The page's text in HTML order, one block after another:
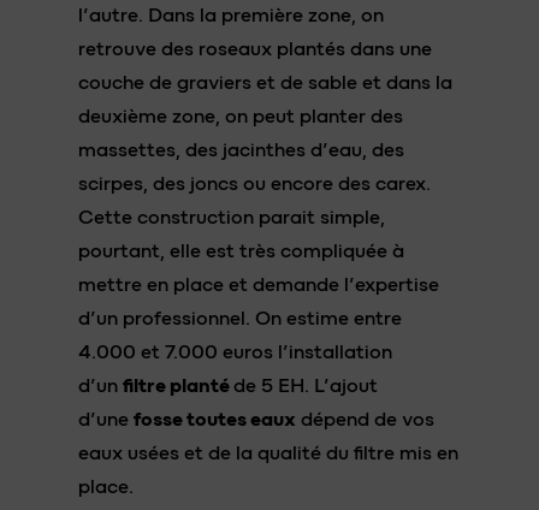
l’autre. Dans la première zone, on
retrouve des roseaux plantés dans une
couche de graviers et de sable et dans la
deuxième zone, on peut planter des
massettes, des jacinthes d’eau, des
scirpes, des joncs ou encore des carex.
Cette construction parait simple,
pourtant, elle est très compliquée à
mettre en place et demande l’expertise
d’un professionnel. On estime entre
4.000 et 7.000 euros l’installation
d’un filtre plantéde 5 EH. L’ajout
d’une fosse toutes eaux dépend de vos
eaux usées et de la qualité du filtre mis en
place.